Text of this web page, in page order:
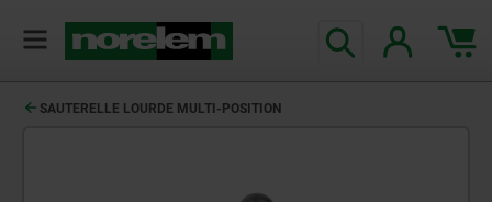
SAUTERELLE LOURDE MULTI-POSITION